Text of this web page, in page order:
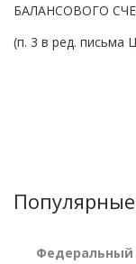
БАЛАНСОВОГО
(п. 3 в ред. письма
Федеральный